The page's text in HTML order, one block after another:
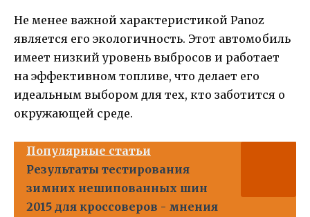
Не менее важной характеристикой Panoz
является его экологичность. Этот автомобиль
имеет низкий уровень выбросов и работает
на эффективном топливе, что делает его
идеальным выбором для тех, кто заботится о
окружающей среде.
Популярные статьи
Результаты тестирования
зимних нешипованных шин
2015 для кроссоверов - мнения